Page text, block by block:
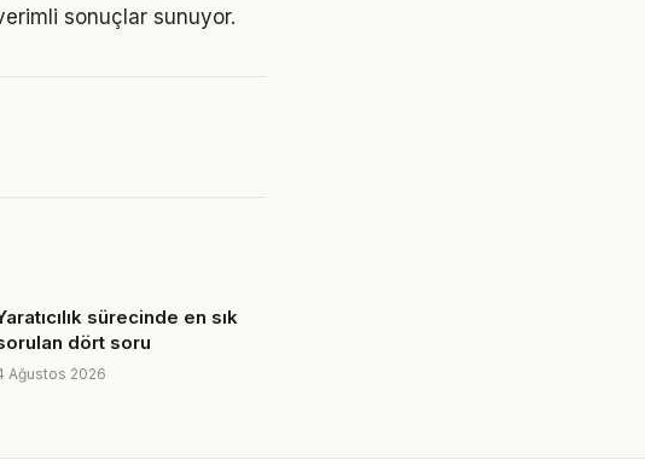
sonuçlar sunuyor.
sürecinde en sık
dört soru
Ağustos 2026